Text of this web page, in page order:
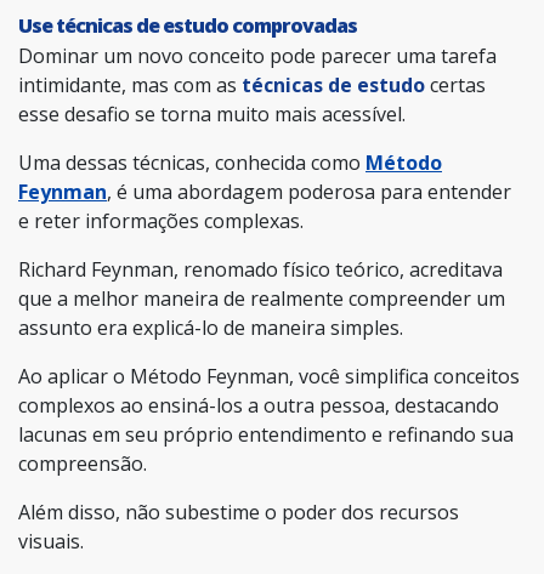
Use técnicas de estudo comprovadas
Dominar um novo conceito pode parecer uma tarefa
intimidante, mas com as técnicas de estudocertas
esse desafio se torna muito mais acessível.
Uma dessas técnicas, conhecida como Método
Feynman, é uma abordagem poderosa para entender
e reter informações complexas.
Richard Feynman, renomado físico teórico, acreditava
que a melhor maneira de realmente compreender um
assunto era explicá-lo de maneira simples.
Ao aplicar o Método Feynman, você simplifica conceitos
complexos ao ensiná-los a outra pessoa, destacando
lacunas em seu próprio entendimento e refinando sua
compreensão.
Além disso, não subestime o poder dos recursos
visuais.